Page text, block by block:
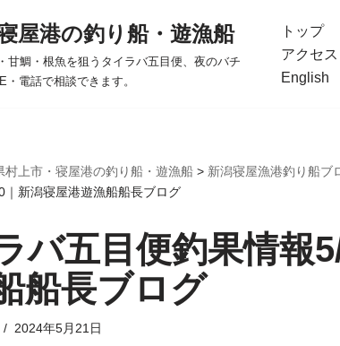
屋港の釣り船・遊漁船
甘鯛・根魚を狙うタイラバ五目便、夜のバチ
電話で相談できます。
トップ
アクセス
English
村上市・寝屋港の釣り船・遊漁船> 新潟寝屋漁港釣り船ブ
｜新潟寝屋港遊漁船船長ブログ
バ五目便釣果情報
船長ブログ
2024年5月21日